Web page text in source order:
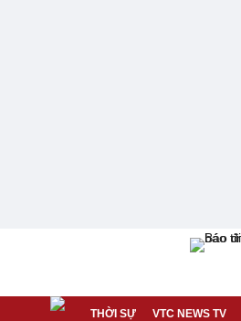
THỜI SỰ VTC NEWS TV